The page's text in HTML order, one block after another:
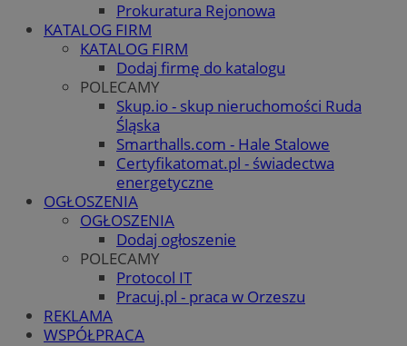
Prokuratura Rejonowa
KATALOG FIRM
KATALOG FIRM
Dodaj firmę do katalogu
POLECAMY
Skup.io - skup nieruchomości Ruda
Śląska
Smarthalls.com - Hale Stalowe
Certyfikatomat.pl - świadectwa
energetyczne
OGŁOSZENIA
OGŁOSZENIA
Dodaj ogłoszenie
POLECAMY
Protocol IT
Pracuj.pl - praca w Orzeszu
REKLAMA
WSPÓŁPRACA